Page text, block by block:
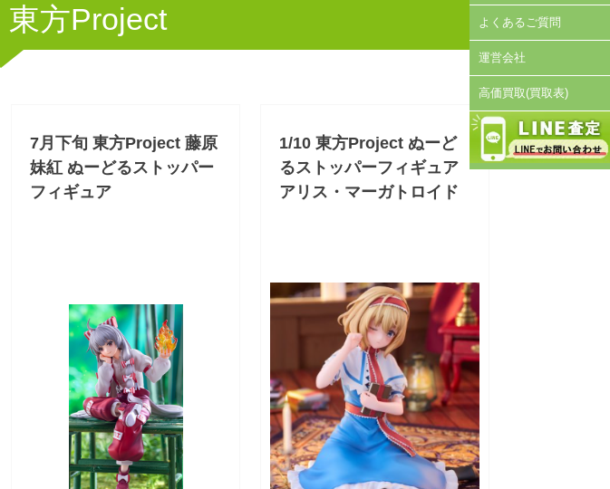
東方Project
7月下旬 東方Project 藤原
妹紅 ぬーどるストッパー
フィギュア
1/10 東方Project ぬーど
るストッパーフィギュア
アリス・マーガトロイド
よくあるご質問
運営会社
高価買取(買取表)